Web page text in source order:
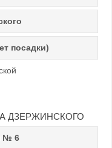
посадки)
ДЗЕРЖИНСКОГО
№ 6